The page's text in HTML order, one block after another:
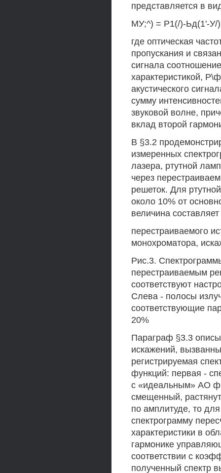
представляется в
МУ;^) = Р1(/)-Ьд(1'-У/
где оптическая
пропускания и
сигнала
характеристикой,
акустического
сумму
звуковой волне,
вклад второй
В §3.2
измеренных
лазера, ртутной
через
решеток. Для
около 10% от
величина
перестраиваемого
монохроматора,
Рис.3.
перестраиваемым
соответствуют
Слева - полосы
соответствующие
20%
Параграф §3.3
искажений,
регистрируемая
функций: первая -
с «идеальным» АО
смещенный,
по амплитуде, то
спектрограмму
характеристики в
гармонике
соответствии с
полученный спектр